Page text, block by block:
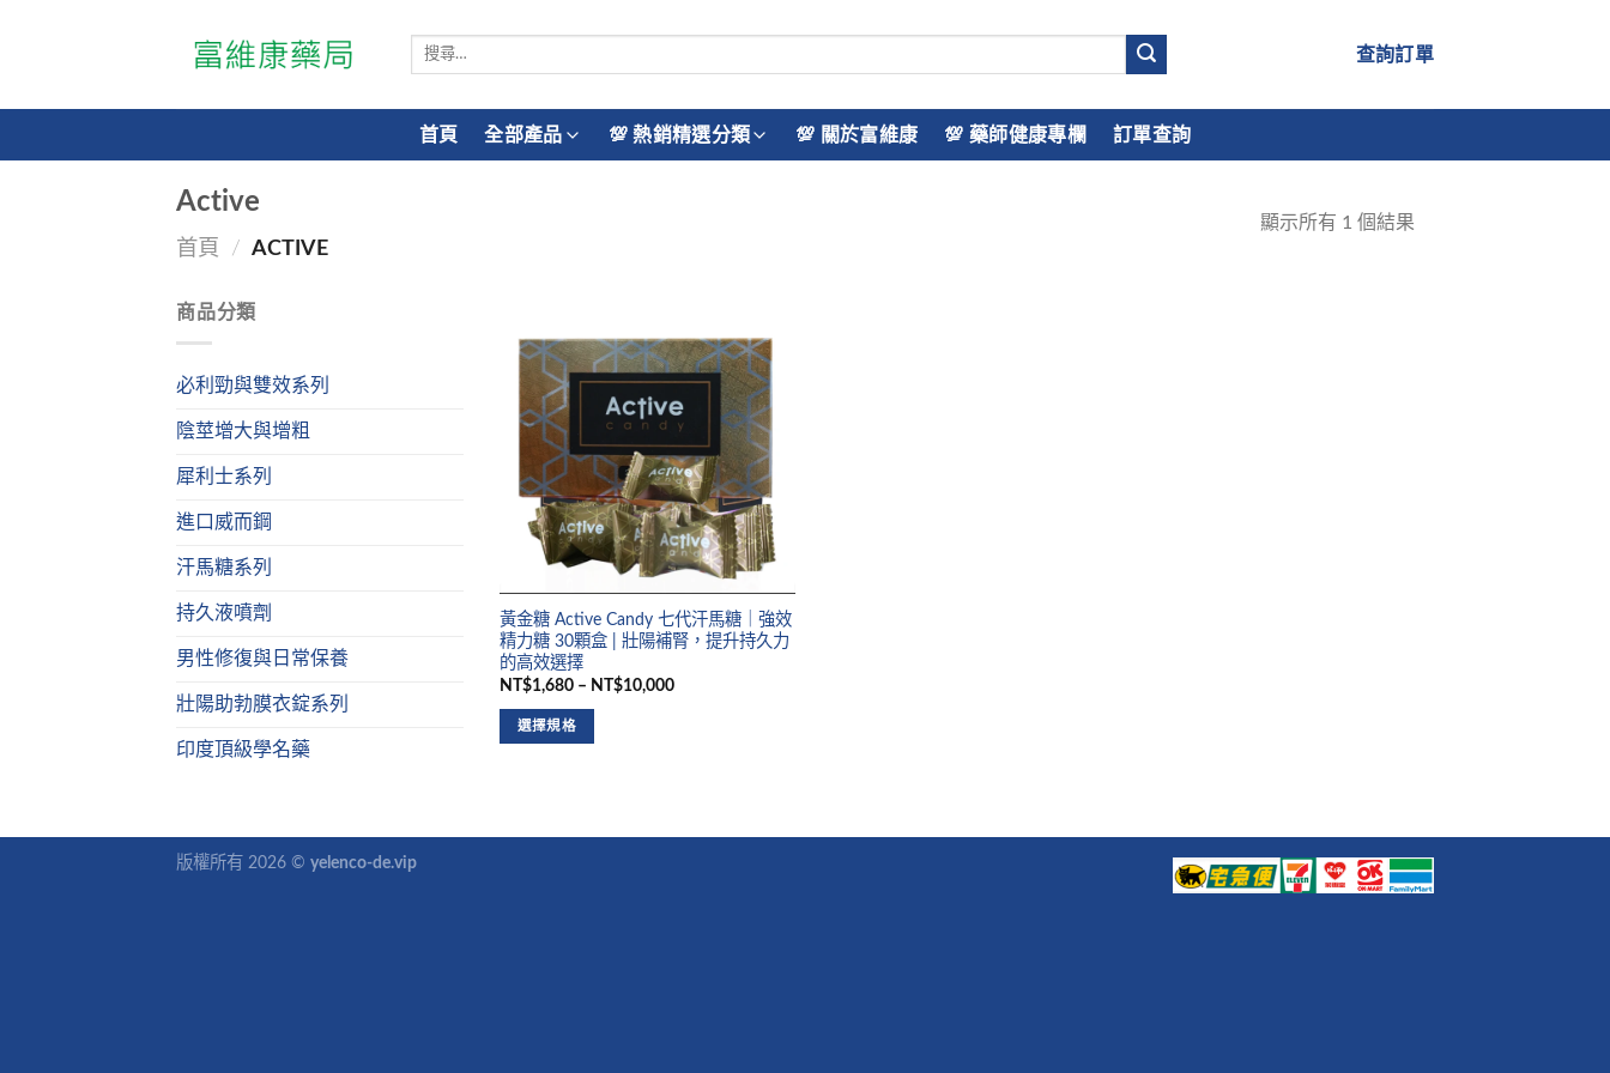
搜
鍵
字:
查詢訂單
首頁 全部產品 💯 熱銷精選分類 💯 關於富維康 💯 藥師健康專欄 訂單查詢
Active
首頁 / ACTIVE
顯示所有 1 個結果
商品分類
必利勁與雙效系列
陰莖增大與增粗
犀利士系列
進口威而鋼
汗馬糖系列
持久液噴劑
男性修復與日常保養
壯陽助勃膜衣錠系列
印度頂級學名藥
黃金糖 Active Candy 七代汗馬糖｜強效
精力糖 30顆盒 | 壯陽補腎，提升持久力
的高效選擇
NT$1,680 – NT$10,000
選擇規格
版權所有 2026 © yelenco-de.vip